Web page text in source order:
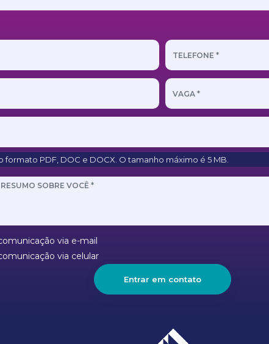
formato PDF, DOC e DOCX. O tamanho máximo é 5 MB.
via e-mail
via celular
Entrar em contato